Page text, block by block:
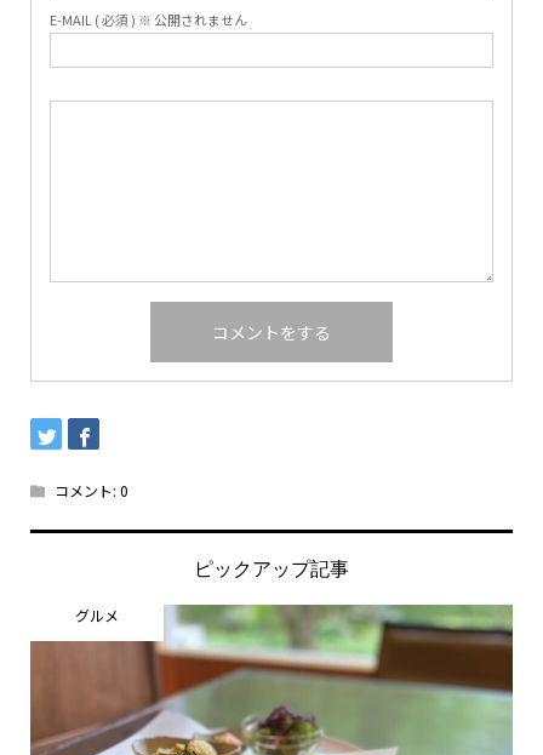
E-MAIL ( 必須 ) ※ 公開されません
コメント: 0
ピックアップ記事
グルメ